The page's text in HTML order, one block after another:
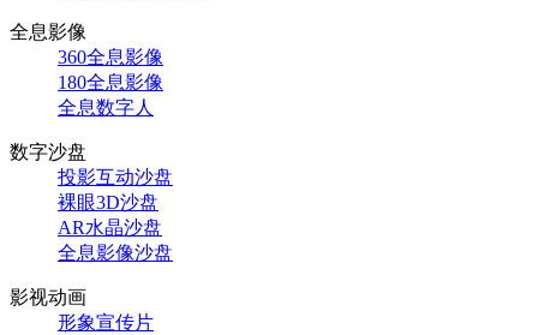
全息影像
360全息影像
180全息影像
全息数字人
数字沙盘
投影互动沙盘
裸眼3D沙盘
AR水晶沙盘
全息影像沙盘
影视动画
形象宣传片